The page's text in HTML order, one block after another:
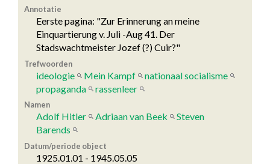
Annotatie
Eerste pagina: "Zur Erinnerung an meine
Einquartierung v. Juli -Aug 41. Der
Stadswachtmeister Jozef (?) Cuir?"
Trefwoorden
ideologie Mein Kampf
nationaal socialisme
propaganda
rassenleer
Namen
Adolf Hitler Adriaan van Beek
Steven
Barends
Datum/periode object
1925.01.01 - 1945.05.05